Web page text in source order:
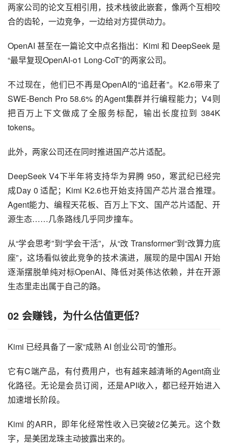
两家公司的论文互相引用，技术栈彼此嵌套，像两个互相咬
合的齿轮，一边竞争，一边给对方提供动力。
OpenAI 甚至在一篇论文中点名指出：Kimi 和 DeepSeek 是
“最早复现OpenAI-o1 Long-CoT”的两家公司。
不过现在，他们已不再是OpenAI的“追赶者”。K2.6带来了
SWE-Bench Pro 58.6% 的Agent集群并行编程能力；V4则
把百万上下文做成了全服务标配，输出长度拉到 384K
tokens。
此外，两家公司还在同时推进国产芯片适配。
DeepSeek V4下半年将支持华为昇腾 950，寒武纪已经完
成Day 0 适配；Kimi K2.6也开始支持国产芯片混合推理。
Agent能力、编程天花板、百万上下文、国产芯片适配、开
源生态……几条路线几乎同步撞车。
从“学会思考”到“学会干活”，从“改 Transformer”到“改算力底
座”，这场看似彼此竞争的技术演进，展现的是中国AI 开始
逐渐摆脱单纯对标OpenAI、降低对英伟达依赖，并在开源
生态里走出属于自己的路。
02 会赚钱，为什么估值更低？
Kimi 已经具备了一家“成熟 AI 创业公司”的雏形。
它有C端产品，有付费用户，也有越来越清晰的Agent商业
化路径。无论是会员订阅，还是API收入，都已经开始进入
加速增长阶段。
Kimi 的ARR，即年化经常性收入已突破2亿美元。这个数
字，是美团龙珠主动披露出来的。